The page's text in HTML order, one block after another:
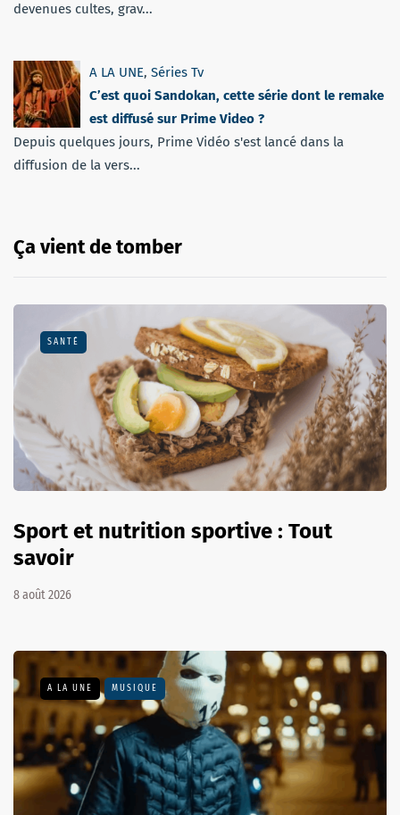
devenues cultes, grav...
A LA UNE, Séries Tv
C’est quoi Sandokan, cette série dont le remake
est diffusé sur Prime Video ?
Depuis quelques jours, Prime Vidéo s'est lancé dans la
diffusion de la vers...
Ça vient de tomber
SANTÉ
Sport et nutrition sportive : Tout
savoir
8 août 2026
A LA UNE MUSIQUE